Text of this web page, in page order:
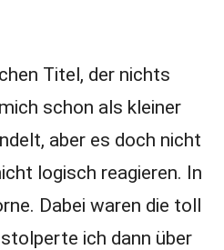
Titel, der nichts
schon als kleiner
aber es doch nicht
logisch reagieren. In
Dabei waren die toll
ich dann über